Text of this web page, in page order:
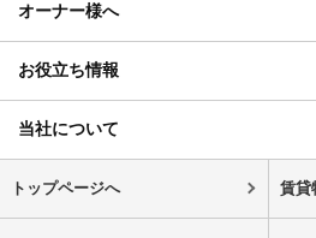
オーナー様へ
お役立ち情報
当社について
トップページへ 賃貸